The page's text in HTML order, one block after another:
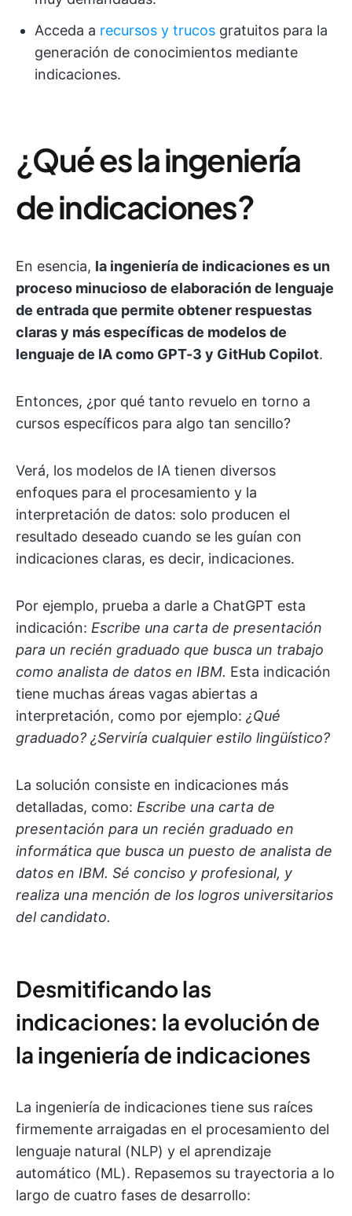
Acceda a recursos y trucos gratuitos para la
generación de conocimientos mediante
indicaciones.
¿Qué es la ingeniería
de indicaciones?
En esencia, la ingeniería de indicaciones es un
proceso minucioso de elaboración de lenguaje
de entrada que permite obtener respuestas
claras y más específicas de modelos de
lenguaje de IA como GPT-3 y GitHub Copilot.
Entonces, ¿por qué tanto revuelo en torno a
cursos específicos para algo tan sencillo?
Verá, los modelos de IA tienen diversos
enfoques para el procesamiento y la
interpretación de datos: solo producen el
resultado deseado cuando se les guían con
indicaciones claras, es decir, indicaciones.
Por ejemplo, prueba a darle a ChatGPT esta
indicación: Escribe una carta de presentación
para un recién graduado que busca un trabajo
como analista de datos en IBM. Esta indicación
tiene muchas áreas vagas abiertas a
interpretación, como por ejemplo: ¿Qué
graduado? ¿Serviría cualquier estilo lingüístico?
La solución consiste en indicaciones más
detalladas, como: Escribe una carta de
presentación para un recién graduado en
informática que busca un puesto de analista de
datos en IBM. Sé conciso y profesional, y
realiza una mención de los logros universitarios
del candidato.
Desmitificando las
indicaciones: la evolución de
la ingeniería de indicaciones
La ingeniería de indicaciones tiene sus raíces
firmemente arraigadas en el procesamiento del
lenguaje natural (NLP) y el aprendizaje
automático (ML). Repasemos su trayectoria a lo
largo de cuatro fases de desarrollo: